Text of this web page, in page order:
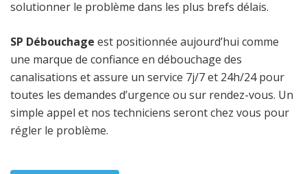
solutionner le problème dans les plus brefs délais.
SP Débouchage est positionnée aujourd’hui comme
une marque de confiance en débouchage des
canalisations et assure un service 7j/7 et 24h/24 pour
toutes les demandes d’urgence ou sur rendez-vous. Un
simple appel et nos techniciens seront chez vous pour
régler le problème.